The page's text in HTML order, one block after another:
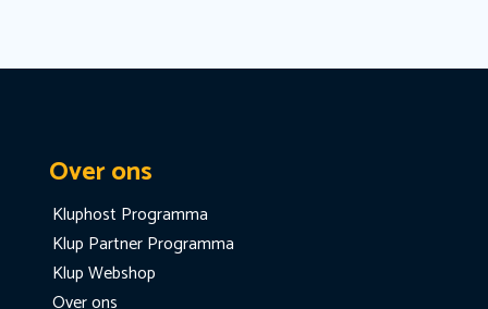
Over ons
Kluphost Programma
Klup Partner Programma
Klup Webshop